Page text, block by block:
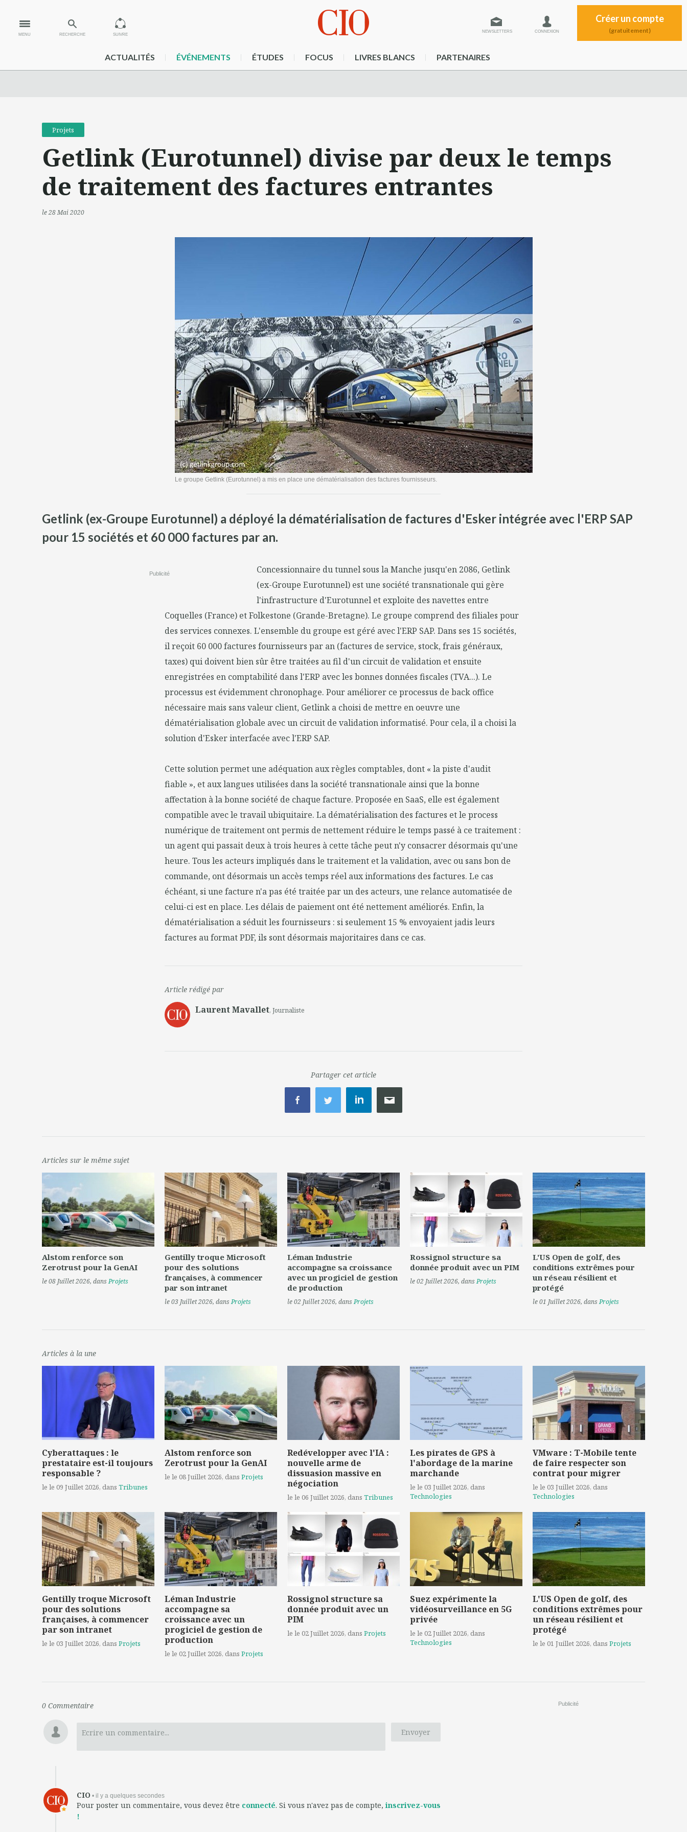
MENU RECHERCHE SUIVRE
NEWSLETTERS CONNEXION
Créer un compte
(gratuitement)
ACTUALITÉS ÉVÉNEMENTS ÉTUDES FOCUS LIVRES BLANCS PARTENAIRES
Projets
Getlink (Eurotunnel) divise par deux le temps
de traitement des factures entrantes
le 28 Mai 2020
Le groupe Getlink (Eurotunnel) a mis en place une dématérialisation des factures fournisseurs.
Getlink (ex-Groupe Eurotunnel) a déployé la dématérialisation de factures d'Esker intégrée avec l'ERP SAP
pour 15 sociétés et 60 000 factures par an.
Publicité
Concessionnaire du tunnel sous la Manche jusqu'en 2086, Getlink
(ex-Groupe Eurotunnel) est une société transnationale qui gère
l'infrastructure d'Eurotunnel et exploite des navettes entre
Coquelles (France) et Folkestone (Grande-Bretagne). Le groupe comprend des filiales pour
des services connexes. L'ensemble du groupe est géré avec l'ERP SAP. Dans ses 15 sociétés,
il reçoit 60 000 factures fournisseurs par an (factures de service, stock, frais généraux,
taxes) qui doivent bien sûr être traitées au fil d'un circuit de validation et ensuite
enregistrées en comptabilité dans l'ERP avec les bonnes données fiscales (TVA...). Le
processus est évidemment chronophage. Pour améliorer ce processus de back office
nécessaire mais sans valeur client, Getlink a choisi de mettre en oeuvre une
dématérialisation globale avec un circuit de validation informatisé. Pour cela, il a choisi la
solution d'Esker interfacée avec l'ERP SAP.
Cette solution permet une adéquation aux règles comptables, dont « la piste d'audit
fiable », et aux langues utilisées dans la société transnationale ainsi que la bonne
affectation à la bonne société de chaque facture. Proposée en SaaS, elle est également
compatible avec le travail ubiquitaire. La dématérialisation des factures et le process
numérique de traitement ont permis de nettement réduire le temps passé à ce traitement :
un agent qui passait deux à trois heures à cette tâche peut n'y consacrer désormais qu'une
heure. Tous les acteurs impliqués dans le traitement et la validation, avec ou sans bon de
commande, ont désormais un accès temps réel aux informations des factures. Le cas
échéant, si une facture n'a pas été traitée par un des acteurs, une relance automatisée de
celui-ci est en place. Les délais de paiement ont été nettement améliorés. Enfin, la
dématérialisation a séduit les fournisseurs : si seulement 15 % envoyaient jadis leurs
factures au format PDF, ils sont désormais majoritaires dans ce cas.
Article rédigé par
Laurent Mavallet, Journaliste
Partager cet article
Articles sur le même sujet
Alstom renforce son
Zerotrust pour la GenAI
le 08 Juillet 2026, dansProjets
Gentilly troque Microsoft
pour des solutions
françaises, à commencer
par son intranet
le 03 Juillet 2026, dansProjets
Léman Industrie
accompagne sa croissance
avec un progiciel de gestion
de production
le 02 Juillet 2026, dansProjets
Rossignol structure sa
donnée produit avec un PIM
le 02 Juillet 2026, dansProjets
L'US Open de golf, des
conditions extrêmes pour
un réseau résilient et
protégé
le 01 Juillet 2026, dansProjets
Articles à la une
Cyberattaques : le
prestataire est-il toujours
responsable ?
le le 09 Juillet 2026, dans Tribunes
Alstom renforce son
Zerotrust pour la GenAI
le le 08 Juillet 2026, dans Projets
Redévelopper avec l'IA :
nouvelle arme de
dissuasion massive en
négociation
le le 06 Juillet 2026, dans Tribunes
Les pirates de GPS à
l'abordage de la marine
marchande
le le 03 Juillet 2026, dans
Technologies
VMware : T-Mobile tente
de faire respecter son
contrat pour migrer
le le 03 Juillet 2026, dans
Technologies
Gentilly troque Microsoft
pour des solutions
françaises, à commencer
par son intranet
le le 03 Juillet 2026, dans Projets
Léman Industrie
accompagne sa
croissance avec un
progiciel de gestion de
production
le le 02 Juillet 2026, dans Projets
Rossignol structure sa
donnée produit avec un
PIM
le le 02 Juillet 2026, dans Projets
Suez expérimente la
vidéosurveillance en 5G
privée
le le 02 Juillet 2026, dans
Technologies
L'US Open de golf, des
conditions extrêmes pour
un réseau résilient et
protégé
le le 01 Juillet 2026, dans Projets
0 Commentaire
Envoyer
Ecrire un commentaire...
CIO • il y a quelques secondes
Pour poster un commentaire, vous devez être connecté. Si vous n'avez pas de compte,inscrivez-vous
!
Publicité